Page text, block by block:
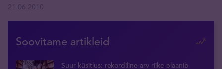
Soovitame artikleid
Suur küsitlus: rekordiline arv riike plaanib